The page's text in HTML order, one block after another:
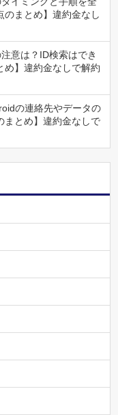
のまとめ】違約金なし
意は？ID検索はでき
め】違約金なしで解約
の連絡先やデータの
まとめ】違約金なしで